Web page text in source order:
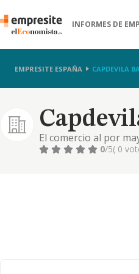
INFORMES DE
EMPRESITE ESPAÑA CAPDEVILA
El comercio al por
camaras frigorificas,
0/5( 0